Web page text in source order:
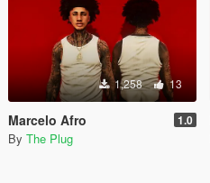
1,258 13
Marcelo Afro 1.0
By The Plug